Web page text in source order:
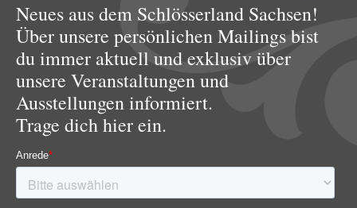
Neues aus dem Schlösserland Sachsen!
Über unsere persönlichen Mailings bist
du immer aktuell und exklusiv über
unsere Veranstaltungen und
Ausstellungen informiert.
Trage dich hier ein.